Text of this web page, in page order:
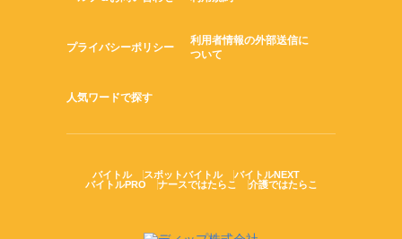
プライバシーポリシー
利用者情報の外部送信に
ついて
人気ワードで探す
バイトル スポットバイトル
バイトルNEXT
バイトルPRO
ナースではたらこ 介護ではたらこ